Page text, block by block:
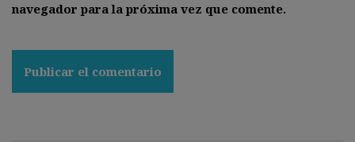
navegador para la próxima vez que comente.